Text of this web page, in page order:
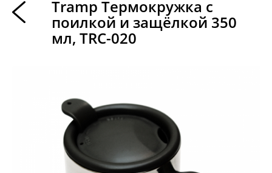
Tramp Термокружка с
поилкой и защёлкой 350
мл, TRC-020